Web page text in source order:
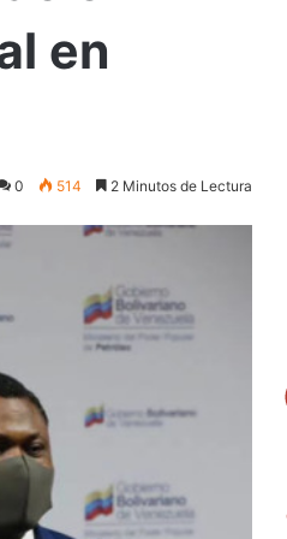
en
0 514 2 Minutos de Lectura